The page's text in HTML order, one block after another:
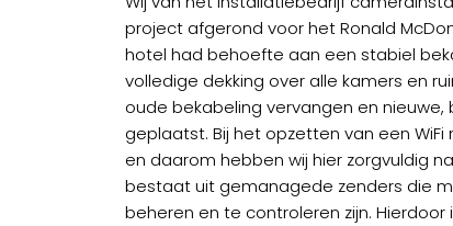
project afgerond voor het Ronald
hotel had behoefte aan een stabiel
volledige dekking over alle kamers en
oude bekabeling vervangen en
geplaatst. Bij het opzetten van een
en daarom hebben wij hier zorgvuldig
bestaat uit gemanagede zenders die
beheren en te controleren zijn.